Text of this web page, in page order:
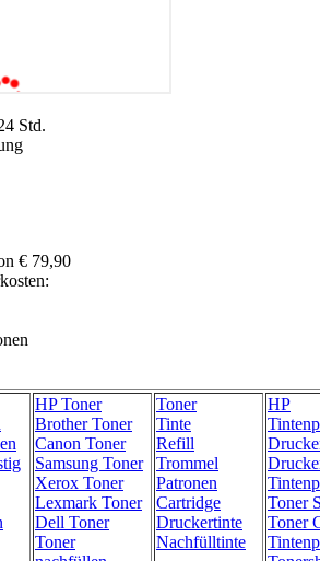
Std.
€ 79,90
HP Toner
Brother Toner
Canon Toner
Samsung Toner
Xerox Toner
Lexmark Toner
Dell Toner
Toner
Toner
Tinte
Refill
Trommel
Patronen
Cartridge
Druckertinte
Nachfülltinte
HP
Toner
Toner